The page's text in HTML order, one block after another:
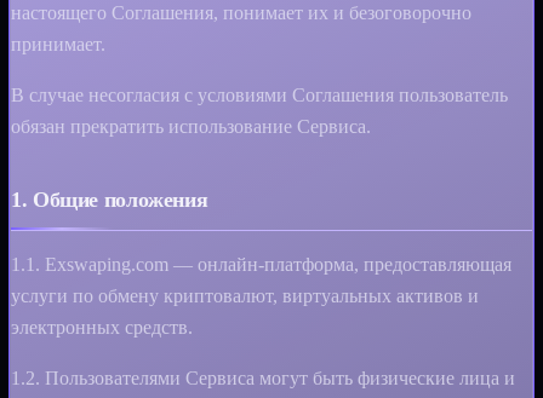
настоящего Соглашения, понимает их и безоговорочно
принимает.
В случае несогласия с условиями Соглашения пользователь
обязан прекратить использование Сервиса.
1. Общие положения
1.1. Exswaping.com — онлайн-платформа, предоставляющая
услуги по обмену криптовалют, виртуальных активов и
электронных средств.
1.2. Пользователями Сервиса могут быть физические лица и